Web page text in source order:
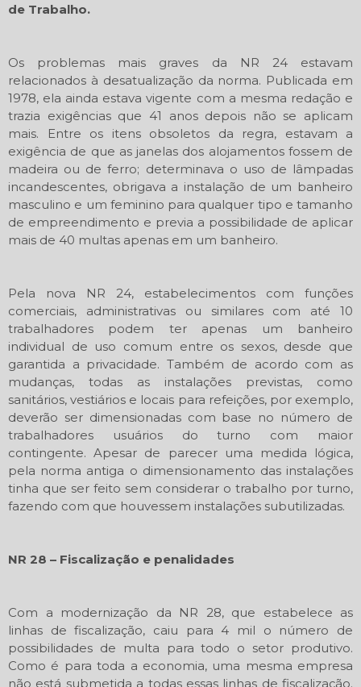
de Trabalho.
Os problemas mais graves da NR 24 estavam
relacionados à desatualização da norma. Publicada em
1978, ela ainda estava vigente com a mesma redação e
trazia exigências que 41 anos depois não se aplicam
mais. Entre os itens obsoletos da regra, estavam a
exigência de que as janelas dos alojamentos fossem de
madeira ou de ferro; determinava o uso de lâmpadas
incandescentes, obrigava a instalação de um banheiro
masculino e um feminino para qualquer tipo e tamanho
de empreendimento e previa a possibilidade de aplicar
mais de 40 multas apenas em um banheiro.
Pela nova NR 24, estabelecimentos com funções
comerciais, administrativas ou similares com até 10
trabalhadores podem ter apenas um banheiro
individual de uso comum entre os sexos, desde que
garantida a privacidade. Também de acordo com as
mudanças, todas as instalações previstas, como
sanitários, vestiários e locais para refeições, por exemplo,
deverão ser dimensionadas com base no número de
trabalhadores usuários do turno com maior
contingente. Apesar de parecer uma medida lógica,
pela norma antiga o dimensionamento das instalações
tinha que ser feito sem considerar o trabalho por turno,
fazendo com que houvessem instalações subutilizadas.
NR 28 – Fiscalização e penalidades
Com a modernização da NR 28, que estabelece as
linhas de fiscalização, caiu para 4 mil o número de
possibilidades de multa para todo o setor produtivo.
Como é para toda a economia, uma mesma empresa
não está submetida a todas essas linhas de fiscalização.